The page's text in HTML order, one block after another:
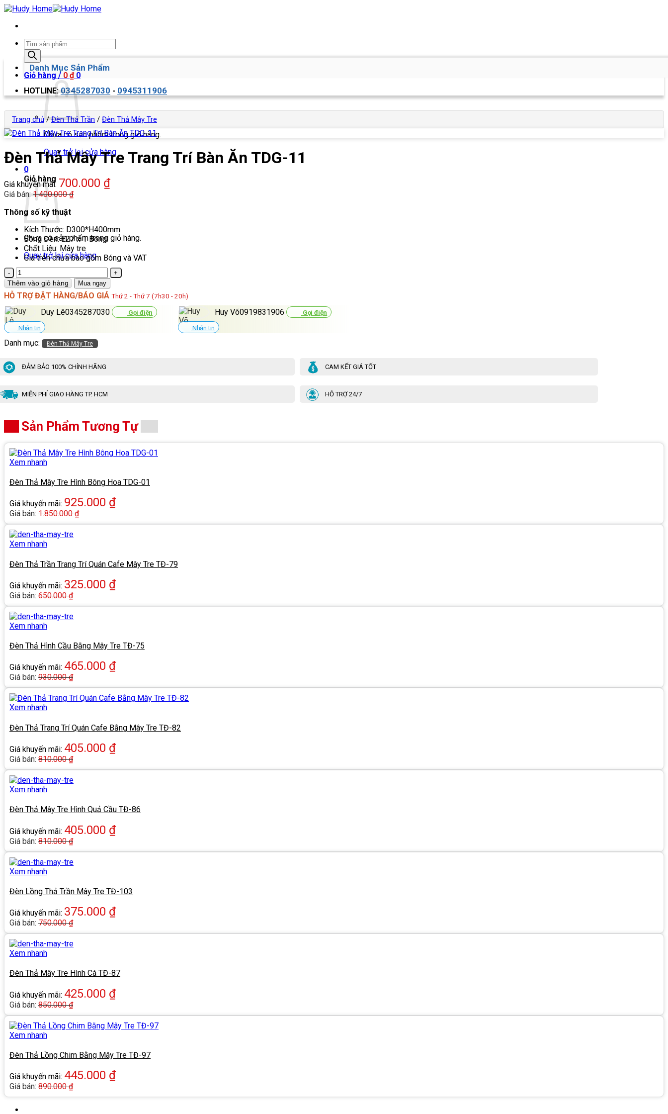
Bỏ
Tìm
kiếm
sản
phẩm
Giỏ hàng / 0 ₫ 0
Chưa có sản phẩm trong giỏ hàng.
Quay trở lại cửa hàng
0
Giỏ hàng
Chưa có sản phẩm trong giỏ hàng.
Quay trở lại cửa hàng
Danh Mục Sản Phẩm
HOTLINE:0345287030 - 0945311906
Trang chủ / Đèn Thả Trần / Đèn Thả Mây Tre
Đèn Thả Mây Tre Trang Trí Bàn Ăn TDG-11
Giá khuyến mãi: 700.000 ₫
Giá bán:1.400.000₫
Thông số kỹ thuật
Kích Thước: D300*H400mm
Bóng Đèn: E27 x 1 Bóng
Chất Liệu: Mây tre
Giá trên chưa bao gồm Bóng và VAT
Đèn
Thả
Mây
Tre
Trang
Trí
Bàn
Ăn
TDG-
số
Thêm vào giỏ hàng Mua ngay
HỖ TRỢ ĐẶT HÀNG/BÁO GIÁ Thứ 2 - Thứ 7 (7h30 - 20h)
Duy Lê0345287030 Gọi điện
Nhắn tin
Huy Võ0919831906 Gọi điện
Nhắn tin
Danh mục: Đèn Thả Mây Tre
ĐẢM BẢO 100% CHÍNH HÃNG CAM KẾT GIÁ TỐT
MIỄN PHÍ GIAO HÀNG TP. HCM HỖ TRỢ 24/7
Sản Phẩm Tương Tự
Xem nhanh
Đèn Thả Mây Tre Hình Bông Hoa TDG-01
Giá khuyến mãi: 925.000 ₫
Giá bán: 1.850.000₫
Xem nhanh
Đèn Thả Trần Trang Trí Quán Cafe Mây Tre TĐ-79
Giá khuyến mãi: 325.000 ₫
Giá bán: 650.000₫
Xem nhanh
Đèn Thả Hình Cầu Bằng Mây Tre TĐ-75
Giá khuyến mãi: 465.000 ₫
Giá bán: 930.000₫
Xem nhanh
Đèn Thả Trang Trí Quán Cafe Bằng Mây Tre TĐ-82
Giá khuyến mãi: 405.000 ₫
Giá bán: 810.000₫
Xem nhanh
Đèn Thả Mây Tre Hình Quả Cầu TĐ-86
Giá khuyến mãi: 405.000 ₫
Giá bán: 810.000₫
Xem nhanh
Đèn Lồng Thả Trần Mây Tre TĐ-103
Giá khuyến mãi: 375.000 ₫
Giá bán: 750.000₫
Xem nhanh
Đèn Thả Mây Tre Hình Cá TĐ-87
Giá khuyến mãi: 425.000 ₫
Giá bán: 850.000₫
Xem nhanh
Đèn Thả Lồng Chim Bằng Mây Tre TĐ-97
Giá khuyến mãi: 445.000 ₫
Giá bán: 890.000₫